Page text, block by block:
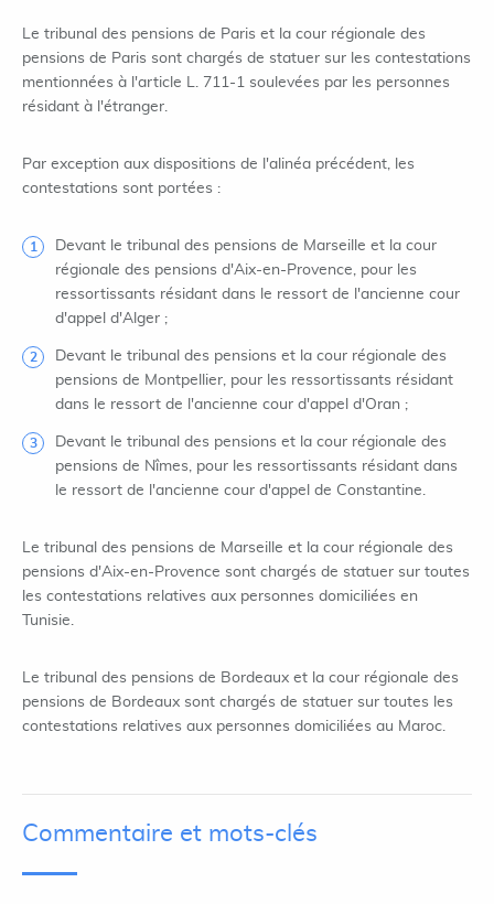
Le tribunal des pensions de Paris et la cour régionale des
pensions de Paris sont chargés de statuer sur les contestations
mentionnées à l'article L. 711-1 soulevées par les personnes
résidant à l'étranger.
Par exception aux dispositions de l'alinéa précédent, les
contestations sont portées :
Devant le tribunal des pensions de Marseille et la cour
régionale des pensions d'Aix-en-Provence, pour les
ressortissants résidant dans le ressort de l'ancienne cour
d'appel d'Alger ;
Devant le tribunal des pensions et la cour régionale des
pensions de Montpellier, pour les ressortissants résidant
dans le ressort de l'ancienne cour d'appel d'Oran ;
Devant le tribunal des pensions et la cour régionale des
pensions de Nîmes, pour les ressortissants résidant dans
le ressort de l'ancienne cour d'appel de Constantine.
Le tribunal des pensions de Marseille et la cour régionale des
pensions d'Aix-en-Provence sont chargés de statuer sur toutes
les contestations relatives aux personnes domiciliées en
Tunisie.
Le tribunal des pensions de Bordeaux et la cour régionale des
pensions de Bordeaux sont chargés de statuer sur toutes les
contestations relatives aux personnes domiciliées au Maroc.
Commentaire et mots-clés